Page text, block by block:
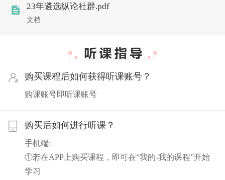
23年遴选纵论社群.pdf
文档
购买课程后如何获得听课账号？
购课账号即听课账号
购买后如何进行听课？
手机端:
①若在APP上购买课程，即可在“我的-我的课程”开始
学习